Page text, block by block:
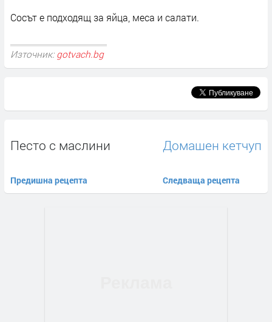
Сосът е подходящ за яйца, меса и салати.
Източник: gotvach.bg
Песто с маслини
Предишна рецепта
Домашен кетчуп
Следваща рецепта